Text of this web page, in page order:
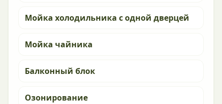
Мойка холодильника с одной дверцей
Мойка чайника
Балконный блок
Озонирование